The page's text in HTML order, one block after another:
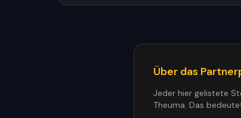
Über das
Jeder hier gelistete
Theuma. Das